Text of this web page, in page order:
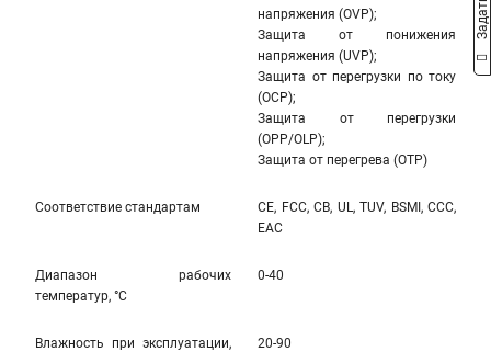
напряжения (OVP);
Защита от понижения
напряжения (UVP);
Защита от перегрузки по току
(OCP);
Защита от перегрузки
(OPP/OLP);
Защита от перегрева (OTP)
Соответствие стандартам
CE, FCC, CB, UL, TUV, BSMI, CCC,
EAC
Диапазон рабочих
температур, °С
0-40
Влажность при эксплуатации,
20-90